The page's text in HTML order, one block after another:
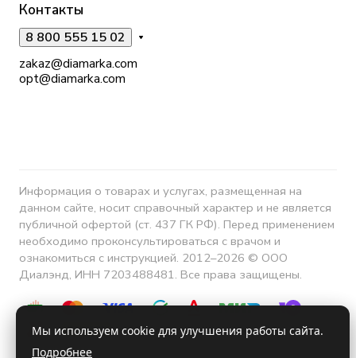
Контакты
8 800 555 15 02
zakaz@diamarka.com
opt@diamarka.com
Информация о товарах и услугах, размещенная на
данном сайте, носит справочный характер и не является
публичной офертой (ст. 437 ГК РФ). Перед применением
необходимо проконсультироваться с врачом и
ознакомиться с инструкцией. 2012–2026 © ООО
Диалэнд, ИНН 7203488481. Все права защищены.
Мы используем cookie для улучшения работы сайта.
Подробнее